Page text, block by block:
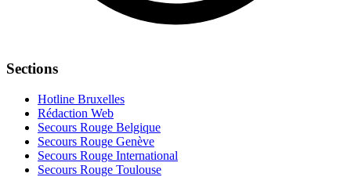
Sections
Hotline Bruxelles
Rédaction Web
Secours Rouge Belgique
Secours Rouge Genève
Secours Rouge International
Secours Rouge Toulouse